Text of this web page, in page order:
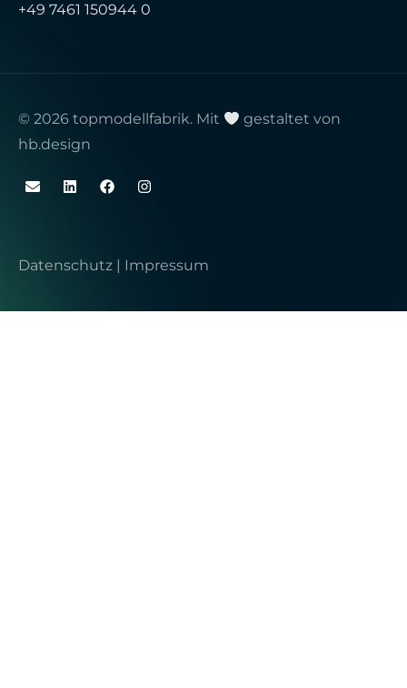
+49 7461 150944 0
© 2026 topmodellfabrik. Mit
gestaltet von
hb.design
Datenschutz Impressum